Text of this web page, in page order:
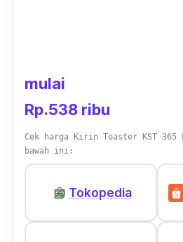
mulai
Rp.538 ribu
Cek harga Kirin Toaster KST 365
bawah ini:
Tokopedia